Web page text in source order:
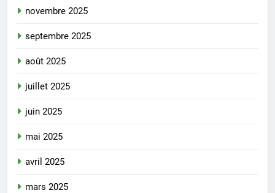
novembre 2025
septembre 2025
août 2025
juillet 2025
juin 2025
mai 2025
avril 2025
mars 2025